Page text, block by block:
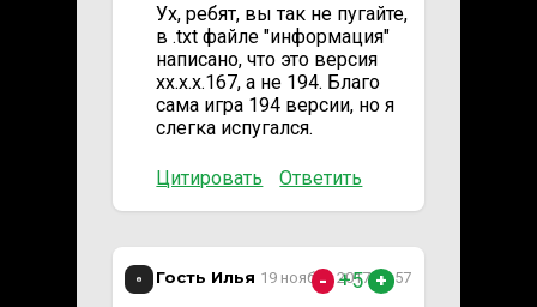
Ух, ребят, вы так не пугайте,
в .txt файле "информация"
написано, что это версия
xx.x.x.167, а не 194. Благо
сама игра 194 версии, но я
слегка испугался.
Цитировать Ответить
Гость Илья 19 ноября 2017 14:57
- +5 +